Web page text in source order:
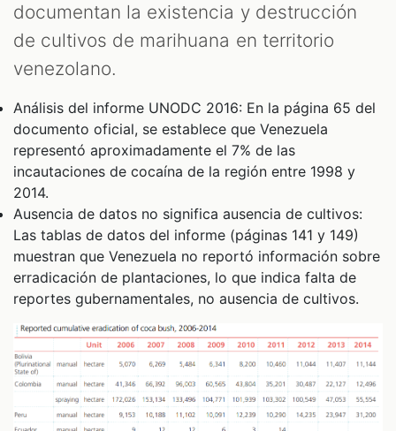
documentan la existencia y destrucción
de cultivos de marihuana en territorio
venezolano.
Análisis del informe UNODC 2016: En la página 65 del
documento oficial, se establece que Venezuela
representó aproximadamente el 7% de las
incautaciones de cocaína de la región entre 1998 y
2014.
Ausencia de datos no significa ausencia de cultivos:
Las tablas de datos del informe (páginas 141 y 149)
muestran que Venezuela no reportó información sobre
erradicación de plantaciones, lo que indica falta de
reportes gubernamentales, no ausencia de cultivos.